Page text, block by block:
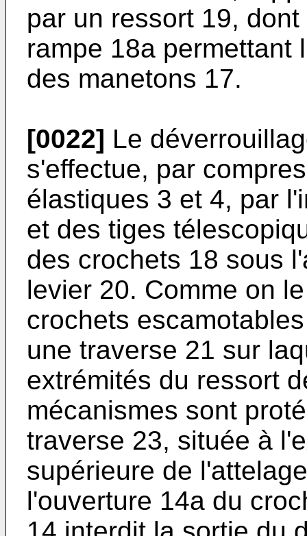
par un ressort 19,
rampe 18a permettant
des manetons 17.
[0022] Le
s'effectue, par
élastiques 3 et 4, par
et des tiges
des crochets 18 sous
levier 20. Comme on
crochets
une traverse 21 sur
extrémités du ressort
mécanismes sont
traverse 23, située à
supérieure de
l'ouverture 14a du